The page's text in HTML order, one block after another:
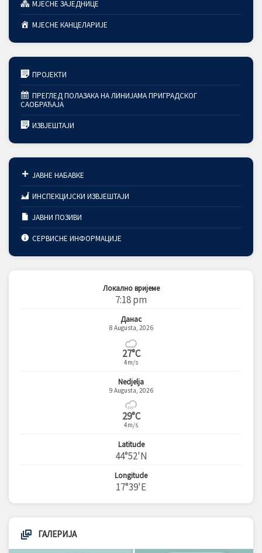
МЈЕСНЕ ЗАЈЕДНИЦЕ
МЈЕСНЕ КАНЦЕЛАРИЈЕ
ПРОЈЕКТИ
ПРЕГЛЕД ПОЛАЗАКА НА ЛИНИЈАМА ПРИГРАДСКОГ
САОБРАЋАЈА
ИЗВЈЕШТАЈИ
ЈАВНЕ НАБАВКЕ
ИНСПЕКЦИЈСКИ ИЗВЈЕШТАЈИ
ЈАВНИ ПОЗИВИ
СЕРВИСНЕ ИНФОРМАЦИЈЕ
Локално вријеме
7:18 pm
Данас
8 Augusta, 2026
27°C
4m/s
Nedjelja
9 Augusta, 2026
29°C
4m/s
Latitude
44°52'N
Longitude
17°39'E
ГАЛЕРИЈА